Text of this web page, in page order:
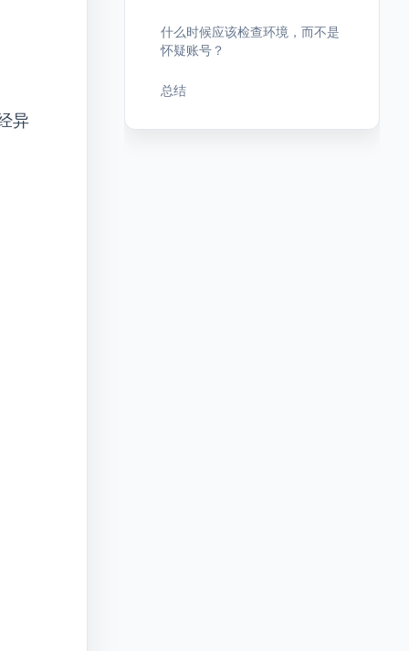
异
什么时候应该检查环境，而不是
怀疑账号？
总结